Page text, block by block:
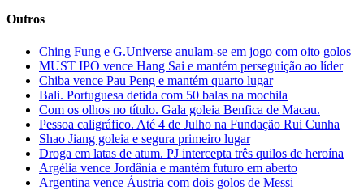
Outros
Ching Fung e G.Universe anulam-se em jogo com oito golos
MUST IPO vence Hang Sai e mantém perseguição ao líder
Chiba vence Pau Peng e mantém quarto lugar
Bali. Portuguesa detida com 50 balas na mochila
Com os olhos no título. Gala goleia Benfica de Macau.
Pessoa caligráfico. Até 4 de Julho na Fundação Rui Cunha
Shao Jiang goleia e segura primeiro lugar
Droga em latas de atum. PJ intercepta três quilos de heroína
Argélia vence Jordânia e mantém futuro em aberto
Argentina vence Áustria com dois golos de Messi